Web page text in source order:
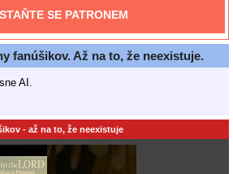
STAŇTE SE PATRONEM
fanúšikov. Až na to, že neexistuje.
AI.
- až na to, že neexistuje